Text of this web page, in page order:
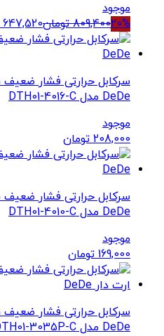
موجود
20%
809,400 تومان647,520
DeDe مدل DTH01-4016-C
موجود
208,000 تومان
DeDe مدل DTH01-4010-C
موجود
169,000 تومان
DeDe مدل DTH01-3035P-C